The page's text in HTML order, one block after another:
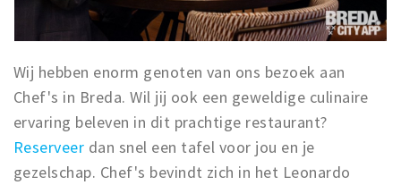
Wij hebben enorm genoten van ons bezoek aan
Chef's in Breda. Wil jij ook een geweldige culinaire
ervaring beleven in dit prachtige restaurant?
Reserveer dan snel een tafel voor jou en je
gezelschap. Chef's bevindt zich in het Leonardo